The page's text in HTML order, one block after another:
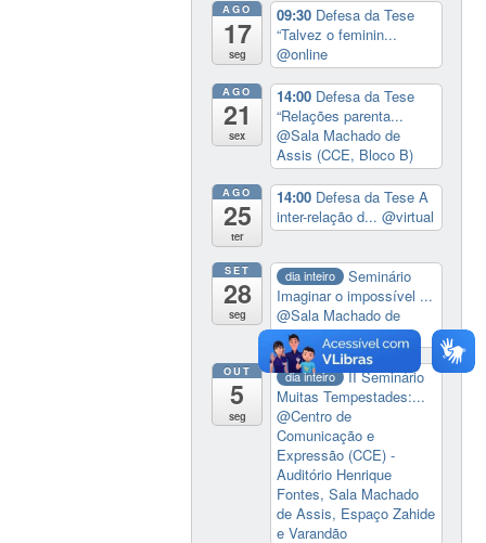
AGO
17
seg
09:30 Defesa da Tese
“Talvez o feminin...
@online
AGO
21
sex
14:00 Defesa da Tese
“Relações parenta...
@Sala Machado de
Assis (CCE, Bloco B)
AGO
25
ter
14:00 Defesa da Tese A
inter-relação d...@virtual
SET
28
seg
dia inteiro
Seminário
Imaginar o impossível ...
@Sala Machado de
Assis (CCE, Bloco B)
OUT
5
seg
dia inteiro
II Seminário
Muitas Tempestades:...
@Centro de
Comunicação e
Expressão (CCE) -
Auditório Henrique
Fontes, Sala Machado
de Assis, Espaço Zahide
e Varandão